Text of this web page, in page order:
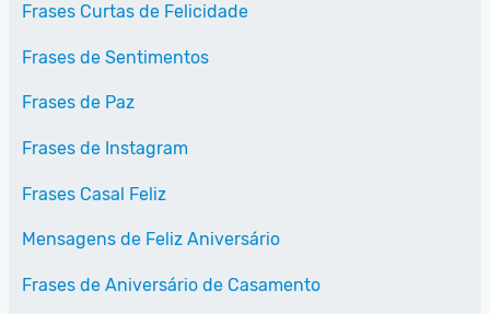
Frases Curtas de Felicidade
Frases de Sentimentos
Frases de Paz
Frases de Instagram
Frases Casal Feliz
Mensagens de Feliz Aniversário
Frases de Aniversário de Casamento